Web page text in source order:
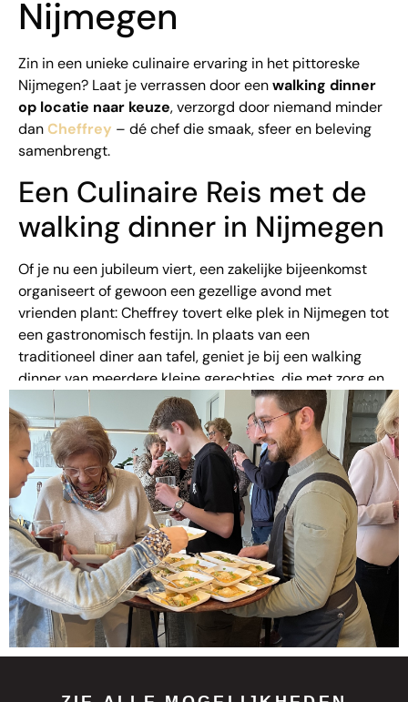
Nijmegen
Zin in een unieke culinaire ervaring in het pittoreske
Nijmegen? Laat je verrassen door eenwalking dinner
op locatie naar keuze, verzorgd door niemand minder
danCheffrey – dé chef die smaak, sfeer en beleving
samenbrengt.
Een Culinaire Reis met de
walking dinner in Nijmegen
Of je nu een jubileum viert, een zakelijke bijeenkomst
organiseert of gewoon een gezellige avond met
vrienden plant: Cheffrey tovert elke plek in Nijmegen tot
een gastronomisch festijn. In plaats van een
traditioneel diner aan tafel, geniet je bij een walking
dinner van meerdere kleine gerechtjes, die met zorg en
passie worden bereid en geserveerd terwijl je vrij kunt
rondlopen, bijpraten en genieten van de ambiance.
Cheffrey Food: Jouw Privé
Chef op Locatie
wij staat bekend om zijn op maat gemaakte culinaire
ervaringen.Of het nu gaat om een intiem diner thuis,
een bedrijfsfeest of een Walking Dinner, chef Jeffrey de
Vries en zijn team zorgen voor een onvergetelijke avond.
Met aandacht voor detail, seizoensgebonden
ingrediënten en een passie voor koken, wordt elk